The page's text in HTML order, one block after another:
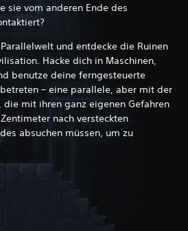
sie vom anderen Ende des
und entdecke die Ruinen
Hacke dich in Maschinen,
benutze deine ferngesteuerte
– eine parallele, aber mit der
mit ihren ganz eigenen Gefahren
nach versteckten
absuchen müssen, um zu